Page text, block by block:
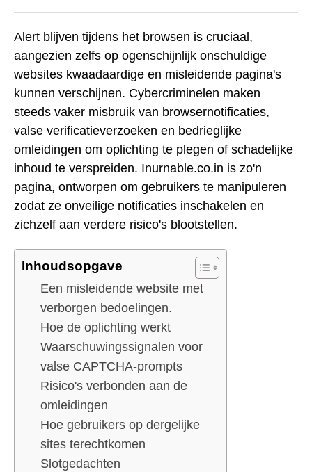
Alert blijven tijdens het browsen is cruciaal,
aangezien zelfs op ogenschijnlijk onschuldige
websites kwaadaardige en misleidende pagina's
kunnen verschijnen. Cybercriminelen maken
steeds vaker misbruik van browsernotificaties,
valse verificatieverzoeken en bedrieglijke
omleidingen om oplichting te plegen of schadelijke
inhoud te verspreiden. Inurnable.co.in is zo'n
pagina, ontworpen om gebruikers te manipuleren
zodat ze onveilige notificaties inschakelen en
zichzelf aan verdere risico's blootstellen.
Inhoudsopgave
Een misleidende website met
verborgen bedoelingen.
Hoe de oplichting werkt
Waarschuwingssignalen voor
valse CAPTCHA-prompts
Risico's verbonden aan de
omleidingen
Hoe gebruikers op dergelijke
sites terechtkomen
Slotgedachten